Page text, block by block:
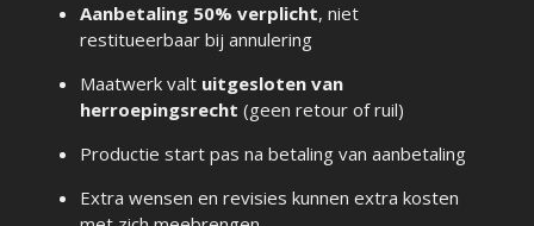
Aanbetaling 50% verplicht, niet
restitueerbaar bij annulering
Maatwerk valt uitgesloten van
herroepingsrecht (geen retour of ruil)
Productie start pas na betaling van aanbetaling
Extra wensen en revisies kunnen extra kosten